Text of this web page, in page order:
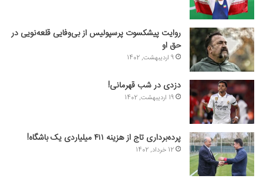
روایت پیشکسوت پرسپولیس از بی‌وفایی قلعه‌نویی در
حق او
9 اردیبهشت, 1402
دزدی در شب قهرمانی!
19 اردیبهشت, 1402
پرده‌برداری تاج از هزینه ۴۱۱ میلیاردی یک باشگاه!
12 خرداد, 1402